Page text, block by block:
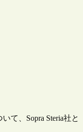
て、Sopra Steria社と